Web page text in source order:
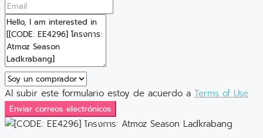
Al subir este formulario estoy de acuerdo a Terms of Use
Enviar correos electrónicos